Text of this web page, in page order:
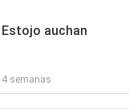
Estojo auchan
4 semanas